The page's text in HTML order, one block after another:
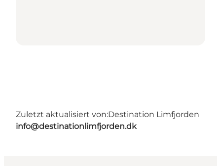
Zuletzt aktualisiert von:Destination Limfjorden
info@destinationlimfjorden.dk